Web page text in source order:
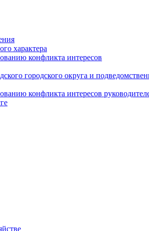
характера
конфликта интересов
городского округа и
конфликта интересов